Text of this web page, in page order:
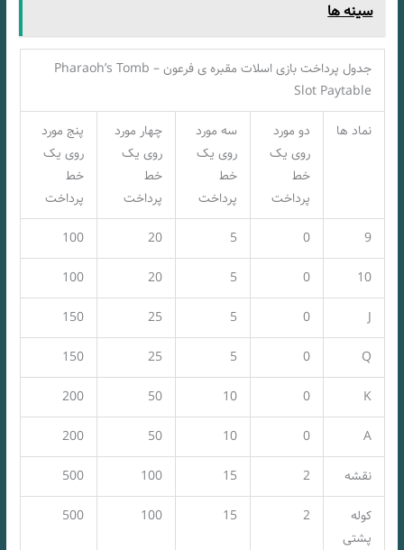
سینه ها
جدول پرداخت بازی اسلات مقبره ی فرعون – Pharaoh’s Tomb
Slot Paytable
نماد ها
دو مورد
روی یک
خط
پرداخت
سه مورد
روی یک
خط
پرداخت
چهار مورد
روی یک
خط
پرداخت
پنج مورد
روی یک
خط
پرداخت
9
0
5
20
100
10
0
5
20
100
J
0
5
25
150
Q
0
5
25
150
K
0
10
50
200
A
0
10
50
200
نقشه 2
15
100
500
کوله
پشتی
2
15
100
500